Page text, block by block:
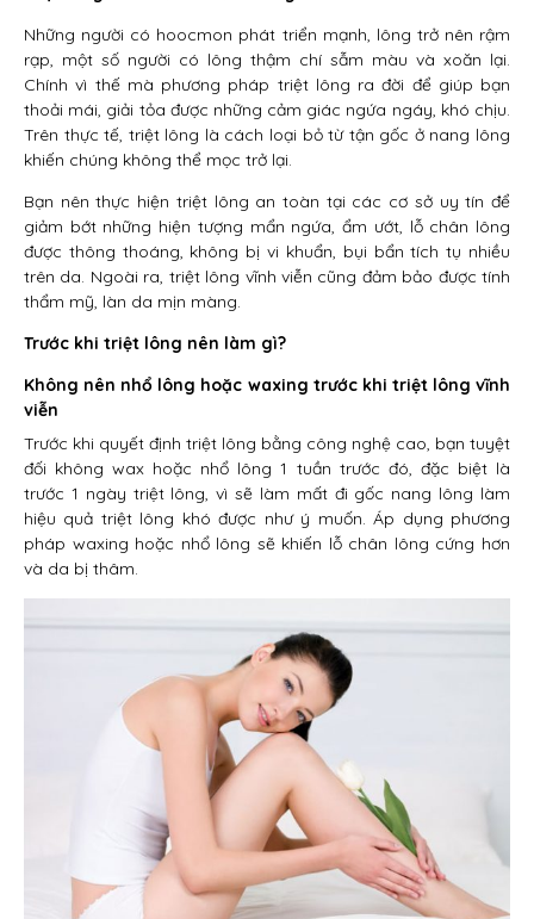
Những người có hoocmon phát triển mạnh, lông trở nên rậm
rạp, một số người có lông thậm chí sẫm màu và xoăn lại.
Chính vì thế mà phương pháp triệt lông ra đời để giúp bạn
thoải mái, giải tỏa được những cảm giác ngứa ngáy, khó chịu.
Trên thực tế, triệt lông là cách loại bỏ từ tận gốc ở nang lông
khiến chúng không thể mọc trở lại.
Bạn nên thực hiện triệt lông an toàn tại các cơ sở uy tín để
giảm bớt những hiện tượng mẩn ngứa, ẩm ướt, lỗ chân lông
được thông thoáng, không bị vi khuẩn, bụi bẩn tích tụ nhiều
trên da. Ngoài ra, triệt lông vĩnh viễn cũng đảm bảo được tính
thẩm mỹ, làn da mịn màng.
Trước khi triệt lông nên làm gì?
Không nên nhổ lông hoặc waxing trước khi triệt lông vĩnh
viễn
Trước khi quyết định triệt lông bằng công nghệ cao, bạn tuyệt
đối không wax hoặc nhổ lông 1 tuần trước đó, đặc biệt là
trước 1 ngày triệt lông, vì sẽ làm mất đi gốc nang lông làm
hiệu quả triệt lông khó được như ý muốn. Áp dụng phương
pháp waxing hoặc nhổ lông sẽ khiến lỗ chân lông cứng hơn
và da bị thâm.